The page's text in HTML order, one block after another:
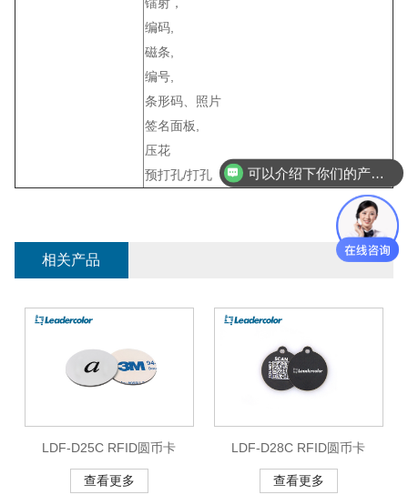
编码,
磁条,
编号,
条形码、照片
签名面板,
压花
预打孔/打孔
相关产品
LDF-D25C RFID圆币卡
查看更多
LDF-D28C RFID圆币卡
查看更多
可以介绍下你们的产品么？